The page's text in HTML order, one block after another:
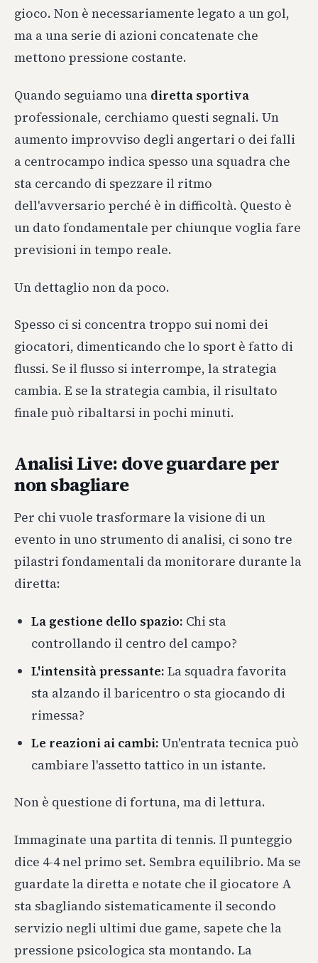
gioco. Non è necessariamente legato a un gol,
ma a una serie di azioni concatenate che
mettono pressione costante.
Quando seguiamo una diretta sportiva
professionale, cerchiamo questi segnali. Un
aumento improvviso degli angertari o dei falli
a centrocampo indica spesso una squadra che
sta cercando di spezzare il ritmo
dell'avversario perché è in difficoltà. Questo è
un dato fondamentale per chiunque voglia fare
previsioni in tempo reale.
Un dettaglio non da poco.
Spesso ci si concentra troppo sui nomi dei
giocatori, dimenticando che lo sport è fatto di
flussi. Se il flusso si interrompe, la strategia
cambia. E se la strategia cambia, il risultato
finale può ribaltarsi in pochi minuti.
Analisi Live: dove guardare per
non sbagliare
Per chi vuole trasformare la visione di un
evento in uno strumento di analisi, ci sono tre
pilastri fondamentali da monitorare durante la
diretta:
La gestione dello spazio: Chi sta
controllando il centro del campo?
L'intensità pressante: La squadra favorita
sta alzando il baricentro o sta giocando di
rimessa?
Le reazioni ai cambi: Un'entrata tecnica può
cambiare l'assetto tattico in un istante.
Non è questione di fortuna, ma di lettura.
Immaginate una partita di tennis. Il punteggio
dice 4-4 nel primo set. Sembra equilibrio. Ma se
guardate la diretta e notate che il giocatore A
sta sbagliando sistematicamente il secondo
servizio negli ultimi due game, sapete che la
pressione psicologica sta montando. La